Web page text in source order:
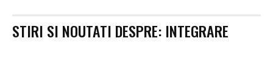
STIRI SI NOUTATI DESPRE: INTEGRARE